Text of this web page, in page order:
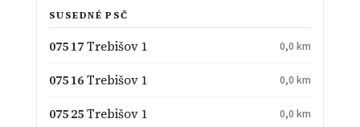
SUSEDNÉ PSČ
075 17Trebišov 1 0,0 km
075 16Trebišov 1 0,0 km
075 25Trebišov 1 0,0 km